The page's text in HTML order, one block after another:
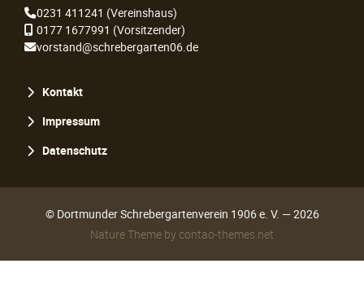
0231 411241 (Vereinshaus)
0177 1677991 (Vorsitzender)
vorstand@schrebergarten06.de
überspringen
Kontakt
Impressum
Datenschutz
© Dortmunder Schrebergartenverein 1906 e. V. — 2026
Nature Theme by contao-themes.net